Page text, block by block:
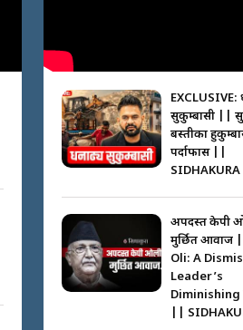
EXCLUSIVE:
सुकुम्बासी ||
बस्तीका
पर्दाफास ||
SIDHAKURA
अपदस्त केपी
मुर्छित आवाज
Oli: A
Leader’s
Diminishing
||